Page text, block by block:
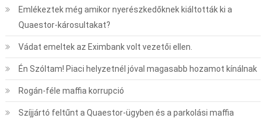
Emlékeztek még amikor nyerészkedőknek kiáltották ki a
Quaestor-károsultakat?
Vádat emeltek az Eximbank volt vezetői ellen.
Én Szóltam! Piaci helyzetnél jóval magasabb hozamot kínálnak
Rogán-féle maffia korrupció
Szíjjártó feltűnt a Quaestor-ügyben és a parkolási maffia